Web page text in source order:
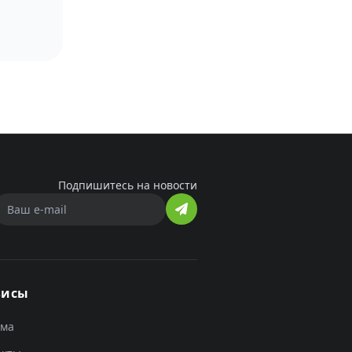
Подпишитесь на новости